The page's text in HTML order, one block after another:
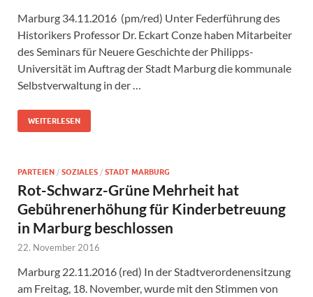
Marburg 34.11.2016 (pm/red) Unter Federführung des
Historikers Professor Dr. Eckart Conze haben Mitarbeiter
des Seminars für Neuere Geschichte der Philipps-
Universität im Auftrag der Stadt Marburg die kommunale
Selbstverwaltung in der …
WEITERLESEN
PARTEIEN / SOZIALES / STADT MARBURG
Rot-Schwarz-Grüne Mehrheit hat
Gebührenerhöhung für Kinderbetreuung
in Marburg beschlossen
22. November 2016
Marburg 22.11.2016 (red) In der Stadtverordenensitzung
am Freitag, 18. November, wurde mit den Stimmen von